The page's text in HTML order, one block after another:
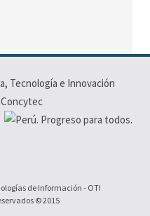
de Información - OTI
© 2015